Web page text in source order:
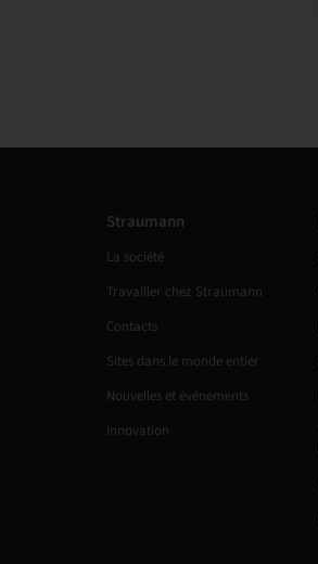
Straumann
La société
Travailler chez Straumann
Contacts
Sites dans le monde entier
Nouvelles et événements
Innovation